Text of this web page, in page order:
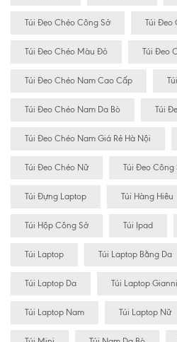
Túi Đeo Chéo Công Sở Túi Đeo
Túi Đeo Chéo Màu Đỏ Túi Đeo
Túi Đeo Chéo Nam Cao Cấp
Túi Đeo Chéo Nam Da Bò Túi
Túi Đeo Chéo Nam Giá Rẻ Hà Nội
Túi Đeo Chéo Nữ Túi Đeo Công
Túi Đựng Laptop Túi Hàng Hiêu
Túi Hộp Công Sở Túi Ipad
Túi Laptop Túi Laptop Bằng Da
Túi Laptop Da Túi Laptop
Túi Laptop Nam Túi Laptop Nữ